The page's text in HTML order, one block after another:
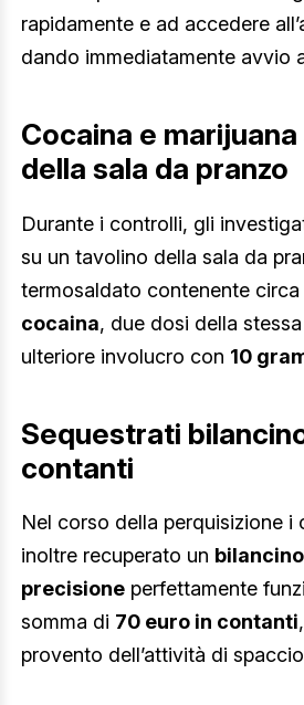
rapidamente e ad accedere
dando immediatamente avvio
Cocaina e
della sala da pranzo
Durante i controlli, gli
su un tavolino della sala da
termosaldato contenente circa
cocaina, due dosi della
ulteriore involucro con 10
Sequestrati
contanti
Nel corso della perquisizione i
inoltre recuperato un
precisione perfettamente
somma di 70 euro in contanti
provento dell’attività di